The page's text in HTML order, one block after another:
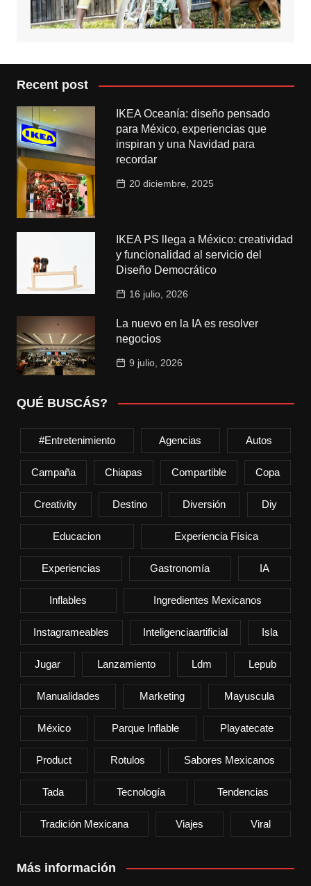
Recent post
IKEA Oceanía: diseño pensado
para México, experiencias que
inspiran y una Navidad para
recordar
20 diciembre, 2025
IKEA PS llega a México: creatividad
y funcionalidad al servicio del
Diseño Democrático
16 julio, 2026
La nuevo en la IA es resolver
negocios
9 julio, 2026
QUÉ BUSCÁS?
#entretenimiento Agencias Autos
Campaña Chiapas Compartible Copa
Creativity Destino Diversión Diy
Educacion Experiencia Física
Experiencias Gastronomía IA
Inflables Ingredientes Mexicanos
Instagrameables Inteligenciaartificial Isla
Jugar Lanzamiento Ldm Lepub
Manualidades Marketing Mayuscula
México Parque Inflable Playatecate
Product Rotulos Sabores Mexicanos
Tada Tecnología Tendencias
Tradición Mexicana Viajes Viral
Más información